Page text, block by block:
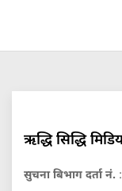
ऋद्धि सिद्धि
सुचना बिभाग दर्ता नं.